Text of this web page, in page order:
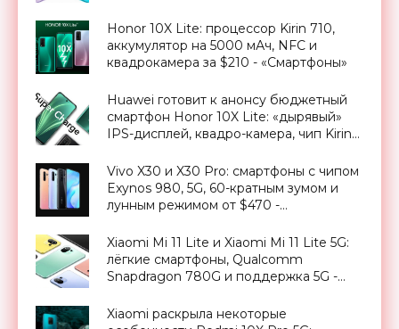
Honor 10X Lite: процессор Kirin 710,
аккумулятор на 5000 мАч, NFC и
квадрокамера за $210 - «Смартфоны»
Huawei готовит к анонсу бюджетный
смартфон Honor 10X Lite: «дырявый»
IPS-дисплей, квадро-камера, чип Kirin
«Смартфоны»
Vivo X30 и X30 Pro: смартфоны с чипом
Exynos 980, 5G, 60-кратным зумом и
лунным режимом от $470 -
Xiaomi Mi 11 Lite и Xiaomi Mi 11 Lite 5G:
лёгкие смартфоны, Qualcomm
Snapdragon 780G и поддержка 5G -
Xiaomi раскрыла некоторые